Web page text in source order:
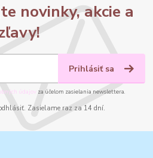
novinky, akcie a
Prihlásiť sa
údajov za účelom zasielania newslettera.
Zasielame raz za 14 dní.